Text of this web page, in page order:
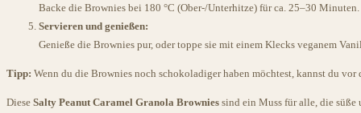
Backe die Brownies bei 180 °C (Ober-/Unterhitze) für ca. 25–30
Servieren und genießen:
Genieße die Brownies pur, oder toppe sie mit einem Klecks veganem
Tipp: Wenn du die Brownies noch schokoladiger haben möchtest, kannst du
Diese Salty Peanut Caramel Granola Brownies sind ein Muss für alle, die süße